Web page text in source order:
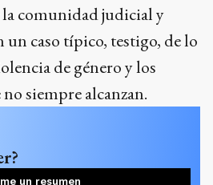
comunidad judicial y
caso típico, testigo, de lo
de género y los
siempre alcanzan.
un resumen